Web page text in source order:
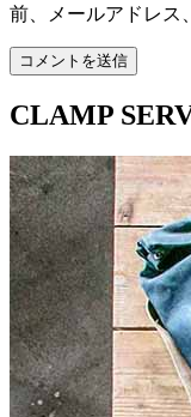
前、メールアドレス
CLAMP